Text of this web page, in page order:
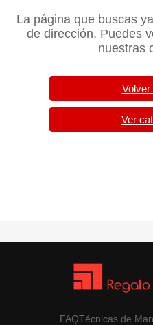
La página que buscas
de dirección. Puedes
nuestras
Volver
Ver
FAQTécnicas de